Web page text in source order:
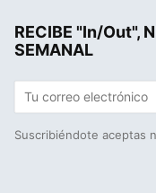
RECIBE "In/Out",
SEMANAL
Suscribiéndote aceptas